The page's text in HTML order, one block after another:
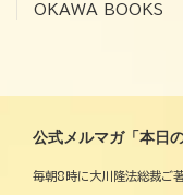
OKAWA BOOKS
公式メルマガ「本日
毎朝8時に大川隆法総裁ご